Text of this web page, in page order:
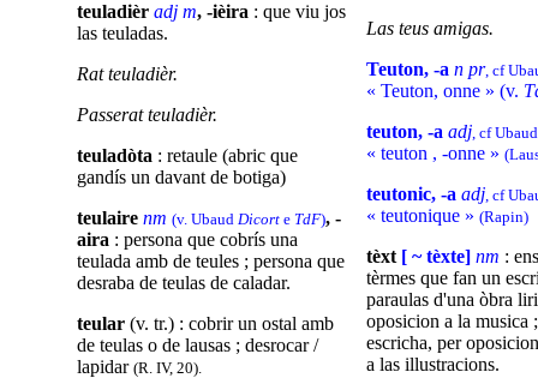
teuladièr adj m, -ièira : que viu jos
las teuladas.
Rat teuladièr.
Passerat teuladièr.
teuladòta : retaule (abric que
gandís un davant de botiga)
teulaire nm (v. Ubaud Dicort e TdF), -
aira : persona que cobrís una
teulada amb de teules ; persona que
desraba de teulas de caladar.
teular (v. tr.) : cobrir un ostal amb
de teulas o de lausas ; desrocar /
lapidar (R. IV, 20).
Las teus amigas.
Teuton, -a n pr, cf
« Teuton, onne » (v.
teuton, -a adj, cf
« teuton , -onne »
teutonic, -a adj, cf
« teutonique » (Rapin)
tèxt [ ~ tèxte] nm :
tèrmes que fan un
paraulas d'una òbra
oposicion a la musica
escricha, per
a las illustracions.